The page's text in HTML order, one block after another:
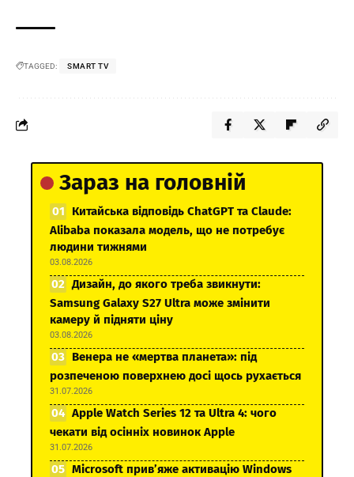
TAGGED: SMART TV
Зараз на головній
Китайська відповідь ChatGPT та Claude:
Alibaba показала модель, що не потребує
людини тижнями
03.08.2026
Дизайн, до якого треба звикнути:
Samsung Galaxy S27 Ultra може змінити
камеру й підняти ціну
03.08.2026
Венера не «мертва планета»: під
розпеченою поверхнею досі щось рухається
31.07.2026
Apple Watch Series 12 та Ultra 4: чого
чекати від осінніх новинок Apple
31.07.2026
Microsoft прив’яже активацію Windows